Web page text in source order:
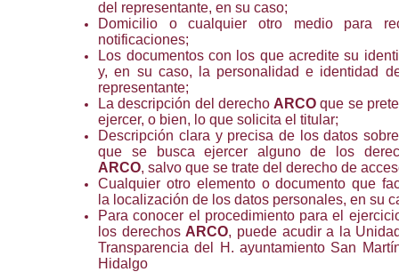
del representante, en su caso;
Domicilio o cualquier otro medio para
notificaciones;
Los documentos con los que acredite su
y, en su caso, la personalidad e identidad
representante;
La descripción del derecho ARCO que se
ejercer, o bien, lo que solicita el titular;
Descripción clara y precisa de los datos
que se busca ejercer alguno de los
ARCO, salvo que se trate del derecho de
Cualquier otro elemento o documento que
la localización de los datos personales, en su
Para conocer el procedimiento para el
los derechos ARCO, puede acudir a la
Transparencia del H. ayuntamiento San
Hidalgo